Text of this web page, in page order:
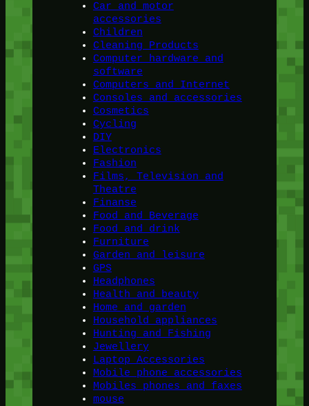
Car and motor
accessories
Children
Cleaning Products
Computer hardware and
software
Computers and Internet
Consoles and accessories
Cosmetics
Cycling
DIY
Electronics
Fashion
Films, Television and
Theatre
Finanse
Food and Beverage
Food and drink
Furniture
Garden and leisure
GPS
Headphones
Health and beauty
Home and garden
Household appliances
Hunting and Fishing
Jewellery
Laptop Accessories
Mobile phone accessories
Mobiles phones and faxes
mouse